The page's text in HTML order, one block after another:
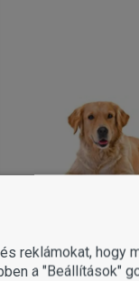
TÁPOK
reklámokat, hogy
a "Beállítások"